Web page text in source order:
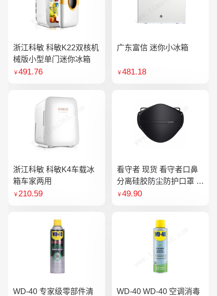
浙江科敏 科敏K22双核机
械版小型单门迷你冰箱
￥491.76
广东富信 迷你小冰箱
￥481.18
浙江科敏 科敏K4车载冰
箱车家两用
￥210.59
看守者 现货 看守者口鼻
分离硅胶防尘防护口罩 1
个口罩含10片滤芯
￥49.90
WD-40 专家级零部件清
WD-40 WD-40 空调消毒